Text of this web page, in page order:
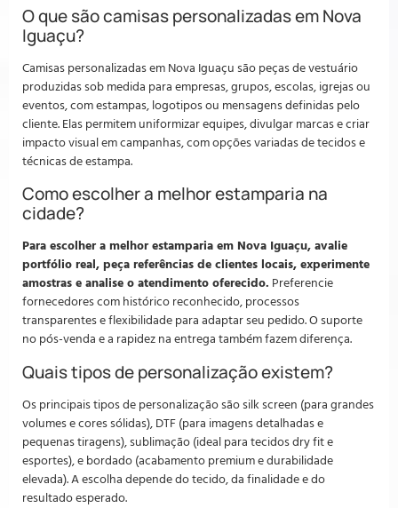
O que são camisas personalizadas em Nova
Iguaçu?
Camisas personalizadas em Nova Iguaçu são peças de vestuário
produzidas sob medida para empresas, grupos, escolas, igrejas ou
eventos, com estampas, logotipos ou mensagens definidas pelo
cliente. Elas permitem uniformizar equipes, divulgar marcas e criar
impacto visual em campanhas, com opções variadas de tecidos e
técnicas de estampa.
Como escolher a melhor estamparia na
cidade?
Para escolher a melhor estamparia em Nova Iguaçu, avalie
portfólio real, peça referências de clientes locais, experimente
amostras e analise o atendimento oferecido. Preferencie
fornecedores com histórico reconhecido, processos
transparentes e flexibilidade para adaptar seu pedido. O suporte
no pós-venda e a rapidez na entrega também fazem diferença.
Quais tipos de personalização existem?
Os principais tipos de personalização são silk screen (para grandes
volumes e cores sólidas), DTF (para imagens detalhadas e
pequenas tiragens), sublimação (ideal para tecidos dry fit e
esportes), e bordado (acabamento premium e durabilidade
elevada). A escolha depende do tecido, da finalidade e do
resultado esperado.